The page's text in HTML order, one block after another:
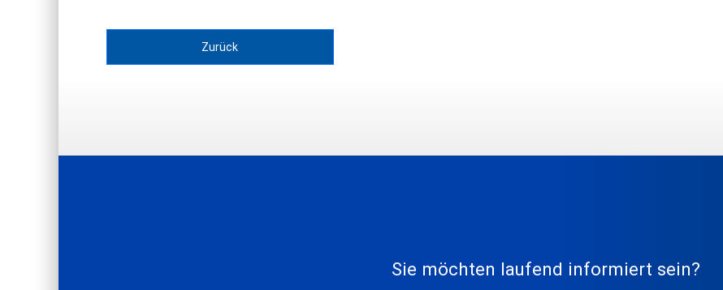
Zurück
Sie möchten laufend informiert sein?